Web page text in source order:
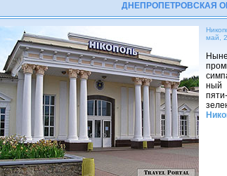
ДНЕПРОПЕТРОВСКАЯ
май,
ный